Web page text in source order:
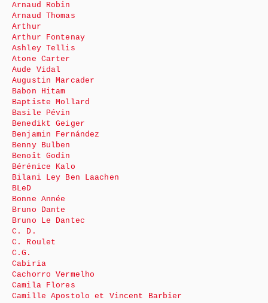
Arnaud Robin
Arnaud Thomas
Arthur
Arthur Fontenay
Ashley Tellis
Atone Carter
Aude Vidal
Augustin Marcader
Babon Hitam
Baptiste Mollard
Basile Pévin
Benedikt Geiger
Benjamin Fernández
Benny Bulben
Benoît Godin
Bérénice Kalo
Bilani Ley Ben Laachen
BLeD
Bonne Année
Bruno Dante
Bruno Le Dantec
C. D.
C. Roulet
C.G.
Cabiria
Cachorro Vermelho
Camila Flores
Camille Apostolo et Vincent Barbier